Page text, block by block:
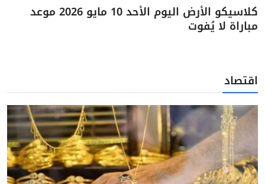
كلاسيكو الأرض اليوم الأحد 10 مايو 2026 موعد
مباراة لا يُفوت
اقتصاد